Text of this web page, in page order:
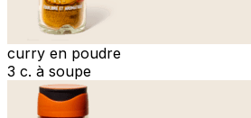
curry en poudre
3 c. à soupe